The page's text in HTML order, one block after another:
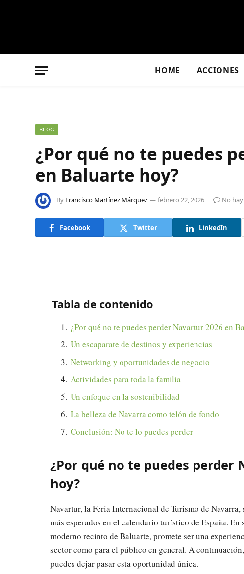
HOME ACCIONES
BLOG
¿Por qué no te puedes
en Baluarte hoy?
By Francisco Martínez Márquez febrero 22, 2026 No
Facebook Twitter LinkedIn
Tabla de contenido
¿Por qué no te puedes perder Navartur 2026 en
Un escaparate de destinos y experiencias
Networking y oportunidades de negocio
Actividades para toda la familia
Un enfoque en la sostenibilidad
La belleza de Navarra como telón de fondo
Conclusión: No te lo puedes perder
¿Por qué no te puedes perder
hoy?
Navartur, la Feria Internacional de Turismo de
más esperados en el calendario turístico de España.
moderno recinto de Baluarte, promete ser una
sector como para el público en general. A
puedes dejar pasar esta oportunidad única.